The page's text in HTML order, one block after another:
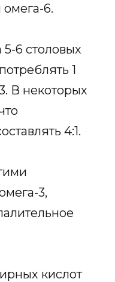
6.
5-6 столовых
1
В некоторых
4:1.
3,
кислот